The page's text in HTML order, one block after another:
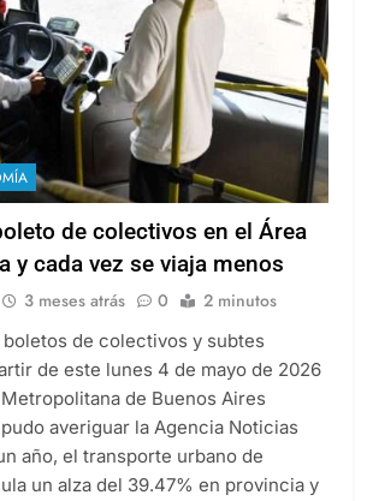
de colectivos en el Área
y cada vez se viaja menos
3 meses atrás 0 2 minutos
de colectivos y subtes
de este lunes 4 de mayo de 2026
de Buenos Aires
averiguar la Agencia Noticias
año, el transporte urbano de
un alza del 39.47% en provincia y